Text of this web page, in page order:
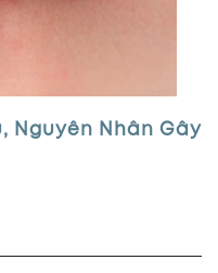
Nguyên Nhân Gây